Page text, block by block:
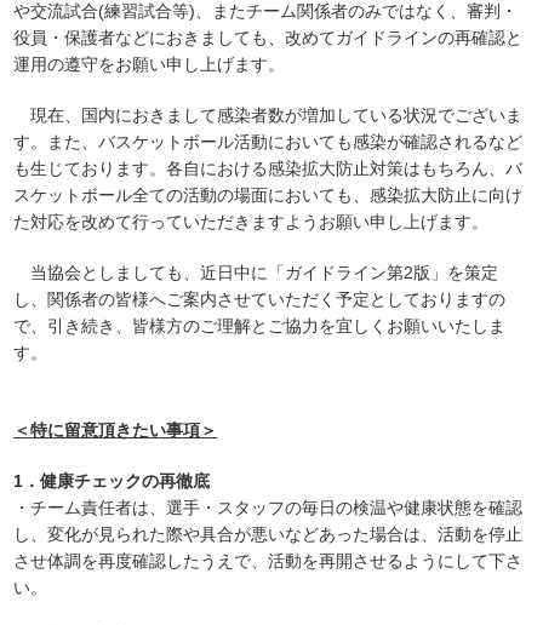
や交流試合(練習試合等)、またチーム関係者のみではなく、審判・
役員・保護者などにおきましても、改めてガイドラインの再確認と
運用の遵守をお願い申し上げます。
現在、国内におきまして感染者数が増加している状況でございま
す。また、バスケットボール活動においても感染が確認されるなど
も生じております。各自における感染拡大防止対策はもちろん、バ
スケットボール全ての活動の場面においても、感染拡大防止に向け
た対応を改めて行っていただきますようお願い申し上げます。
当協会としましても、近日中に「ガイドライン第2版」を策定
し、関係者の皆様へご案内させていただく予定としておりますの
で、引き続き、皆様方のご理解とご協力を宜しくお願いいたしま
す。
＜特に留意頂きたい事項＞
1．健康チェックの再徹底
・チーム責任者は、選手・スタッフの毎日の検温や健康状態を確認
し、変化が見られた際や具合が悪いなどあった場合は、活動を停止
させ体調を再度確認したうえで、活動を再開させるようにして下さ
い。